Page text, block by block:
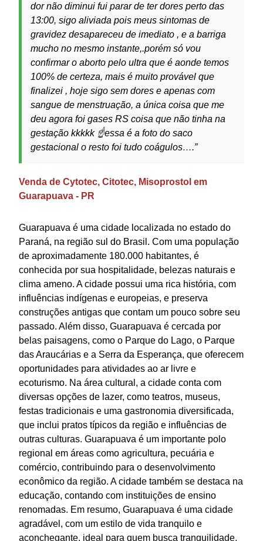
dor não diminui fui parar de ter dores perto das
13:00, sigo aliviada pois meus sintomas de
gravidez desapareceu de imediato , e a barriga
mucho no mesmo instante,.porém só vou
confirmar o aborto pelo ultra que é aonde temos
100% de certeza, mais é muito provável que
finalizei , hoje sigo sem dores e apenas com
sangue de menstruação, a única coisa que me
deu agora foi gases RS coisa que não tinha na
gestação kkkkk ☝️essa é a foto do saco
gestacional o resto foi tudo coágulos….”
Venda de Cytotec, Citotec, Misoprostol em
Guarapuava - PR
Guarapuava é uma cidade localizada no estado do
Paraná, na região sul do Brasil. Com uma população
de aproximadamente 180.000 habitantes, é
conhecida por sua hospitalidade, belezas naturais e
clima ameno. A cidade possui uma rica história, com
influências indígenas e europeias, e preserva
construções antigas que contam um pouco sobre seu
passado. Além disso, Guarapuava é cercada por
belas paisagens, como o Parque do Lago, o Parque
das Araucárias e a Serra da Esperança, que oferecem
oportunidades para atividades ao ar livre e
ecoturismo. Na área cultural, a cidade conta com
diversas opções de lazer, como teatros, museus,
festas tradicionais e uma gastronomia diversificada,
que inclui pratos típicos da região e influências de
outras culturas. Guarapuava é um importante polo
regional em áreas como agricultura, pecuária e
comércio, contribuindo para o desenvolvimento
econômico da região. A cidade também se destaca na
educação, contando com instituições de ensino
renomadas. Em resumo, Guarapuava é uma cidade
agradável, com um estilo de vida tranquilo e
aconchegante, ideal para quem busca tranquilidade,